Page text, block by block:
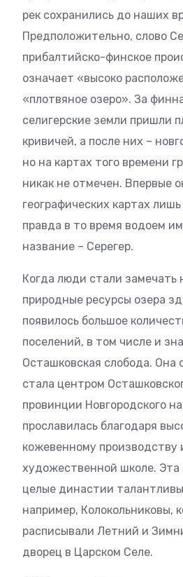
рек сохранились до наших
Предположительно, слово
прибалтийско-финское
означает «высоко
«плотвяное озеро». За
селигерские земли пришли
кривичей, а после них –
но на картах того времени
никак не отмечен. Впервые
географических картах
правда в то время водоем
название – Серегер.
Когда люди стали замечать
природные ресурсы озера
появилось большое
поселений, в том числе и
Осташковская слобода. Она
стала центром
провинции Новгородского
прославилась благодаря
кожевенному производству
художественной школе. Эта
целые династии
например, Колокольниковы,
расписывали Летний и
дворец в Царском Селе.